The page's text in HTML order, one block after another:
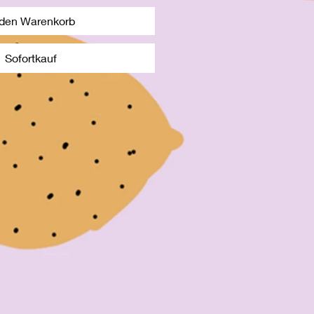
Warenkorb
Sofortkauf